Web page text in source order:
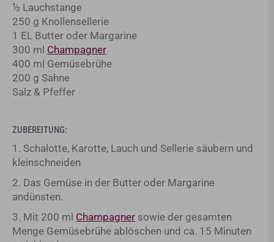
½ Lauchstange
250 g Knollensellerie
1 EL Butter oder Margarine
300 ml Champagner
400 ml Gemüsebrühe
200 g Sahne
Salz & Pfeffer
ZUBEREITUNG:
1. Schalotte, Karotte, Lauch und Sellerie säubern und
kleinschneiden
2. Das Gemüse in der Butter oder Margarine
andünsten.
3. Mit 200 ml Champagner sowie der gesamten
Menge Gemüsebrühe ablöschen und ca. 15 Minuten